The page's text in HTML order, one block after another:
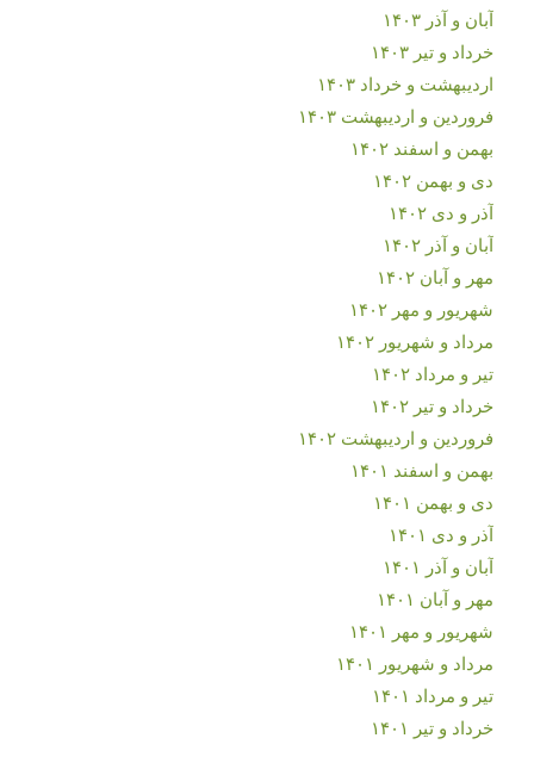
آبان و آذر ۱۴۰۳
خرداد و تیر ۱۴۰۳
اردیبهشت و خرداد ۱۴۰۳
فروردین و اردیبهشت ۱۴۰۳
بهمن و اسفند ۱۴۰۲
دی و بهمن ۱۴۰۲
آذر و دی ۱۴۰۲
آبان و آذر ۱۴۰۲
مهر و آبان ۱۴۰۲
شهریور و مهر ۱۴۰۲
مرداد و شهریور ۱۴۰۲
تیر و مرداد ۱۴۰۲
خرداد و تیر ۱۴۰۲
فروردین و اردیبهشت ۱۴۰۲
بهمن و اسفند ۱۴۰۱
دی و بهمن ۱۴۰۱
آذر و دی ۱۴۰۱
آبان و آذر ۱۴۰۱
مهر و آبان ۱۴۰۱
شهریور و مهر ۱۴۰۱
مرداد و شهریور ۱۴۰۱
تیر و مرداد ۱۴۰۱
خرداد و تیر ۱۴۰۱